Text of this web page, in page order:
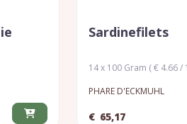
Sardinefilets
14 x 100 Gram ( € 4.66 /
PHARE D'ECKMUHL
€ 65,17